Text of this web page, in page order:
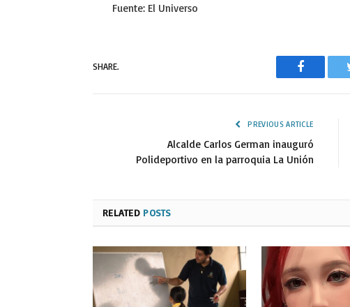
Fuente: El Universo
SHARE.
Facebook
PREVIOUS ARTICLE
Alcalde Carlos German inauguró
Polideportivo en la parroquia La Unión
RELATED POSTS